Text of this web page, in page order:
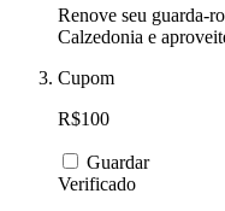
Renove seu guarda-
Calzedonia e
Cupom
R$100
Guardar
Verificado